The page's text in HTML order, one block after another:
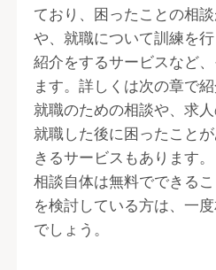
ており、困ったことの相
や、就職について訓練を
紹介をするサービスなど
ます。詳しくは次の章で紹
就職のための相談や、求人
就職した後に困ったこと
きるサービスもあります。
相談自体は無料でできる
を検討している方は、一
でしょう。